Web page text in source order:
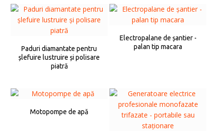
Paduri diamantate pentru
șlefuire lustruire și polisare
piatră
Electropalane de șantier -
palan tip macara
Motopompe de apă